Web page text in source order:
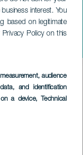
interest. You
based on legitimate
Privacy Policy on this
audience
and identification
a device, Technical